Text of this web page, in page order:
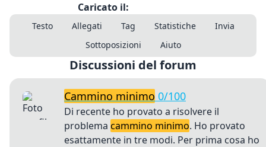
Caricato il:
Testo Allegati Tag Statistiche
Invia
Sottoposizioni
Aiuto
Discussioni del forum
Cammino minimo 0/100
Di recente ho provato a risolvere il
problema cammino minimo. Ho provato
esattamente in tre modi. Per prima cosa ho